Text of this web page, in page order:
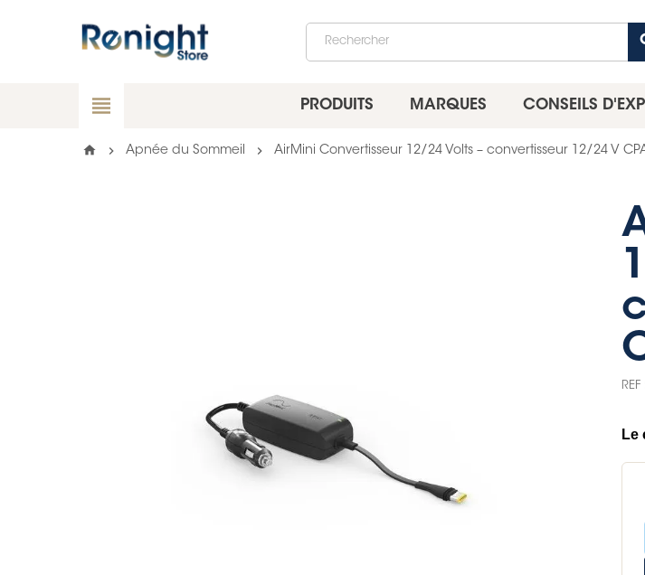
view_headline PRODUITS MARQUES CONSEILS
home chevron_right Apnée du Sommeil chevron_right AirMini Convertisseur 12/24 Volts – convertisseur 12/24 V
REF
Le